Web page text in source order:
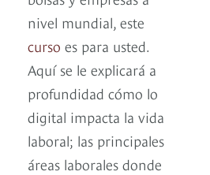
nivel mundial, este
curso es para usted.
Aquí se le explicará a
profundidad cómo lo
digital impacta la vida
laboral; las principales
áreas laborales donde